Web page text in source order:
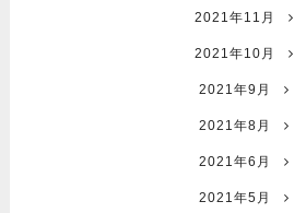
2021年11月
2021年10月
2021年9月
2021年8月
2021年6月
2021年5月